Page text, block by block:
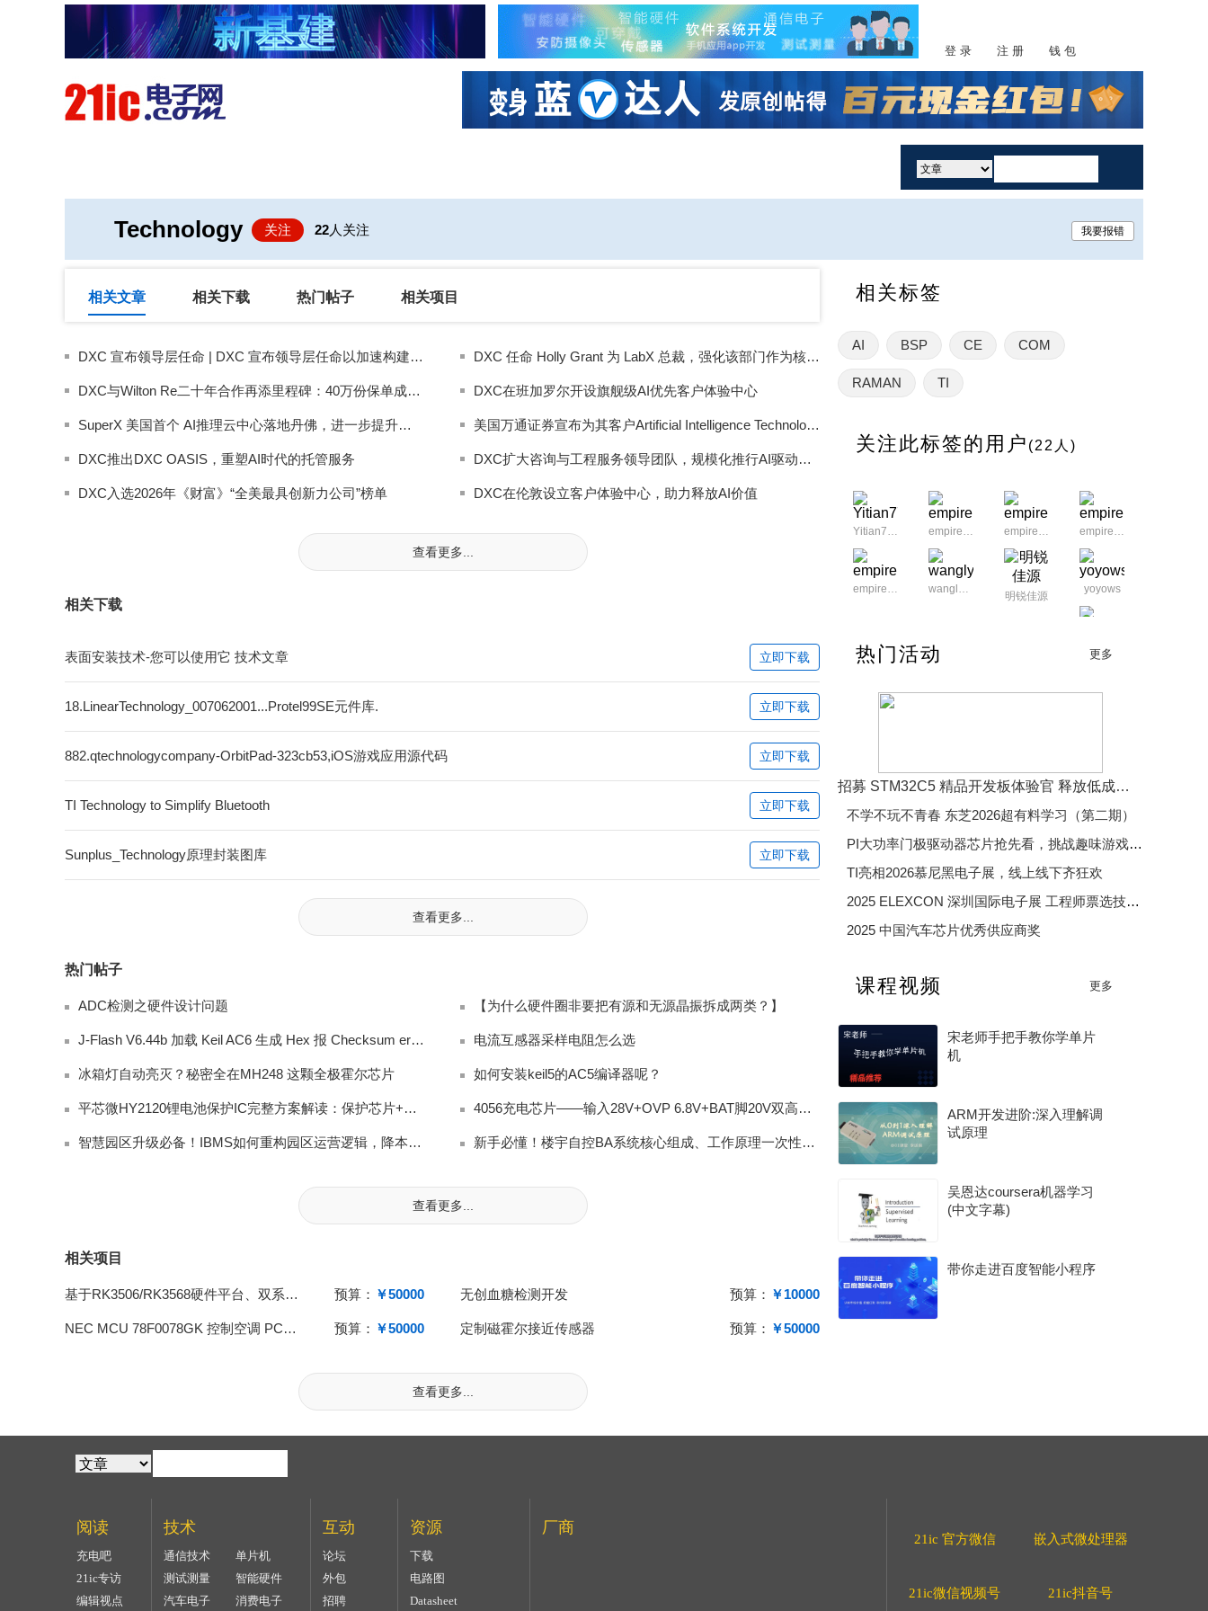
登 录 注 册 钱 包
Technology 关注 22人关注 我要报错
相关文章 相关下载 热门帖子 相关项目
DXC 宣布领导层任命 | DXC 宣布领导层任命以加速构建以 AI 为中心的未来 DXC 任命 Holly Grant 为 LabX 总裁，强化该部门作为核心 AI 增长引擎的角色
DXC与Wilton Re二十年合作再添里程碑：40万份保单成功上云 DXC在班加罗尔开设旗舰级AI优先客户体验中心
SuperX 美国首个 AI推理云中心落地丹佛，进一步提升北美AI服务能力 美国万通证券宣布为其客户Artificial Intelligence Technology Solutions Inc.（OTC:AITX)成功完成70万美元的私人配售
DXC推出DXC OASIS，重塑AI时代的托管服务 DXC扩大咨询与工程服务领导团队，规模化推行AI驱动增长
DXC入选2026年《财富》“全美最具创新力公司”榜单 DXC在伦敦设立客户体验中心，助力释放AI价值
查看更多...
相关下载
表面安装技术-您可以使用它 技术文章 立即下载
18.LinearTechnology_007062001...Protel99SE元件库. 立即下载
882.qtechnologycompany-OrbitPad-323cb53,iOS游戏应用源代码 立即下载
TI Technology to Simplify Bluetooth 立即下载
Sunplus_Technology原理封装图库 立即下载
查看更多...
热门帖子
ADC检测之硬件设计问题 【为什么硬件圈非要把有源和无源晶振拆成两类？】
J-Flash V6.44b 加载 Keil AC6 生成 Hex 报 Checksum error 电流互感器采样电阻怎么选
冰箱灯自动亮灭？秘密全在MH248 这颗全极霍尔芯片 如何安装keil5的AC5编译器呢？
平芯微HY2120锂电池保护IC完整方案解读：保护芯片+双MOS+充电IC三合一 4056充电芯片——输入28V+OVP 6.8V+BAT脚20V双高耐压全解读
智慧园区升级必备！IBMS如何重构园区运营逻辑，降本又提效 新手必懂！楼宇自控BA系统核心组成、工作原理一次性讲透
查看更多...
相关项目
基于RK3506/RK3568硬件平台、双系统架构的EtherCAT主 预算： ￥50000 无创血糖检测开发 预算： ￥10000
NEC MCU 78F0078GK 控制空调 PCBA 预算： ￥50000 定制磁霍尔接近传感器 预算： ￥50000
查看更多...
相关标签
AI BSP CE COM
RAMAN TI
关注此标签的用户 (22人)
明锐佳源
yoyows
z8848
LEDS
JYLBW JWT20202 jack821119 wolfskin
206022219002 zhujun615
热门活动 更多
招募 STM32C5 精品开发板体验官 释放低成本、低功耗、高效率开发魅力
不学不玩不青春 东芝2026超有料学习（第二期）
PI大功率门极驱动器芯片抢先看，挑战趣味游戏赢精美好礼
TI亮相2026慕尼黑电子展，线上线下齐狂欢
2025 ELEXCON 深圳国际电子展 工程师票选技术大奖
2025 中国汽车芯片优秀供应商奖
课程视频 更多
宋老师手把手教你学单片
机
ARM开发进阶:深入理解调
试原理
吴恩达coursera机器学习
(中文字幕)
带你走进百度智能小程序
阅读
充电吧
21ic专访
编辑视点
技术
通信技术
单片机
测试测量
智能硬件
汽车电子
消费电子
互动
论坛
外包
招聘
资源
下载
电路图
Datasheet
厂商
21ic 官方微信 嵌入式微处理器
21ic微信视频号 21ic抖音号